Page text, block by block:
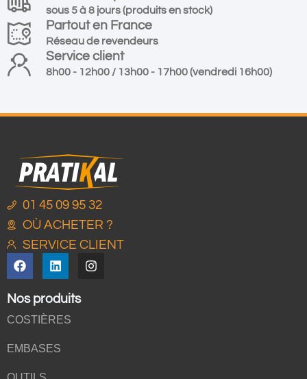
sous 5 à 8 jours (produits en stock)
Partout en France
Réseau de revendeurs
Service client
8h00 - 12h00 / 13h00 - 17h00 (vendredi 16h00)
01 45 09 95 32
OÙ ACHETER ?
SERVICE CLIENT
Nos produits
COSTIÈRES
EMBASES